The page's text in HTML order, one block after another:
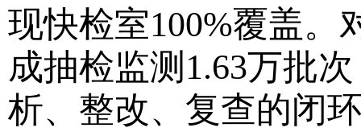
现快检室100%覆盖。
成抽检监测1.63万批
析、整改、复查的闭